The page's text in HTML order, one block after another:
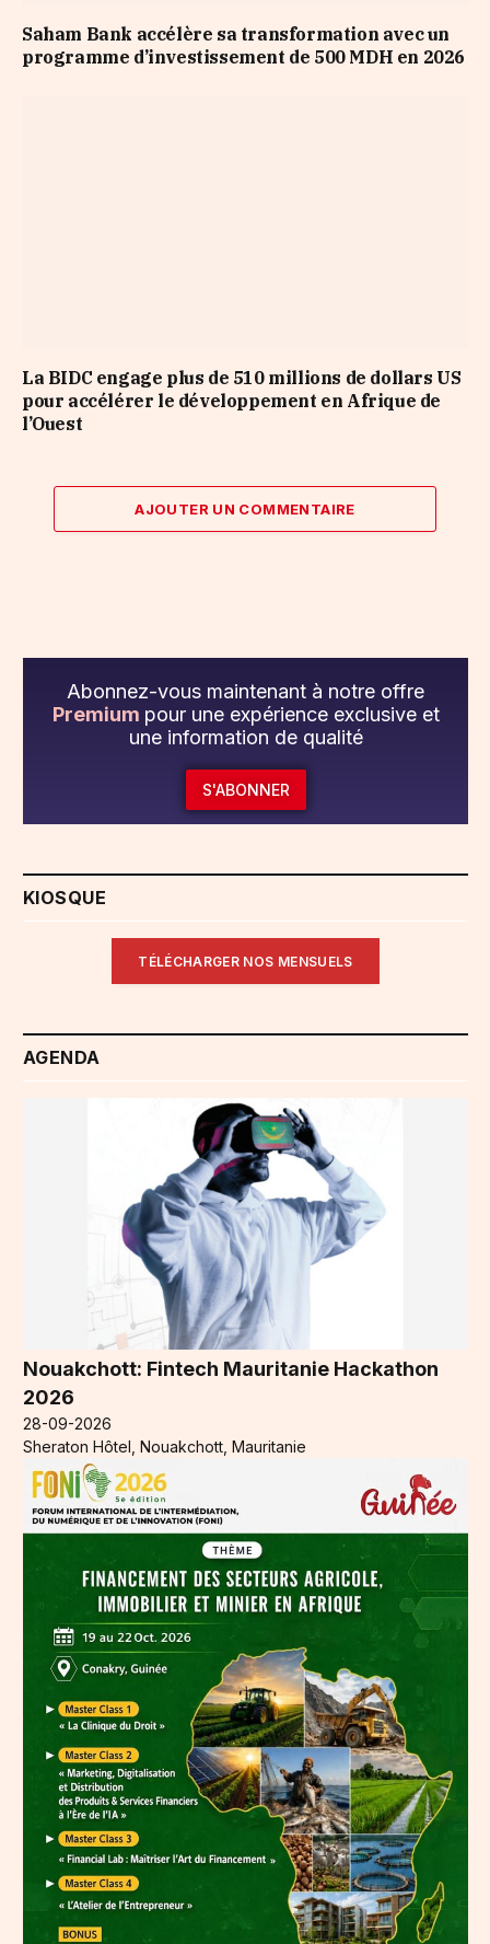
Saham Bank accélère sa transformation avec un
programme d’investissement de 500 MDH en 2026
La BIDC engage plus de 510 millions de dollars US
pour accélérer le développement en Afrique de
l’Ouest
AJOUTER UN COMMENTAIRE
Abonnez-vous maintenant à notre offre
Premium pour une expérience exclusive et
une information de qualité
S'ABONNER
KIOSQUE
TÉLÉCHARGER NOS MENSUELS
AGENDA
Nouakchott: Fintech Mauritanie Hackathon
2026
28-09-2026
Sheraton Hôtel, Nouakchott, Mauritanie